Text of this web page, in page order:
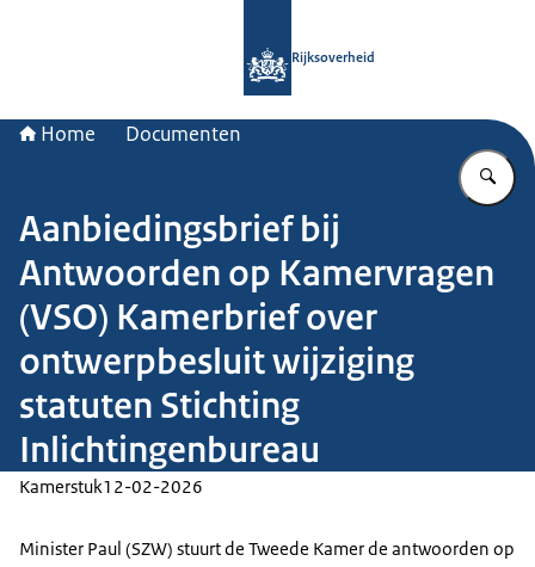
Rijksoverheid
Home Documenten
Aanbiedingsbrief bij
Antwoorden op Kamervragen
(VSO) Kamerbrief over
ontwerpbesluit wijziging
statuten Stichting
Inlichtingenbureau
Kamerstuk12-02-2026
Minister Paul (SZW) stuurt de Tweede Kamer de antwoorden op